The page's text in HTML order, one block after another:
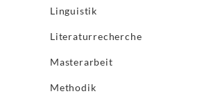
Linguistik
Literaturrecherche
Masterarbeit
Methodik